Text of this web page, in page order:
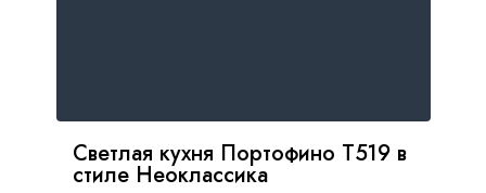
Светлая кухня Портофино Т519 в
стиле Неоклассика